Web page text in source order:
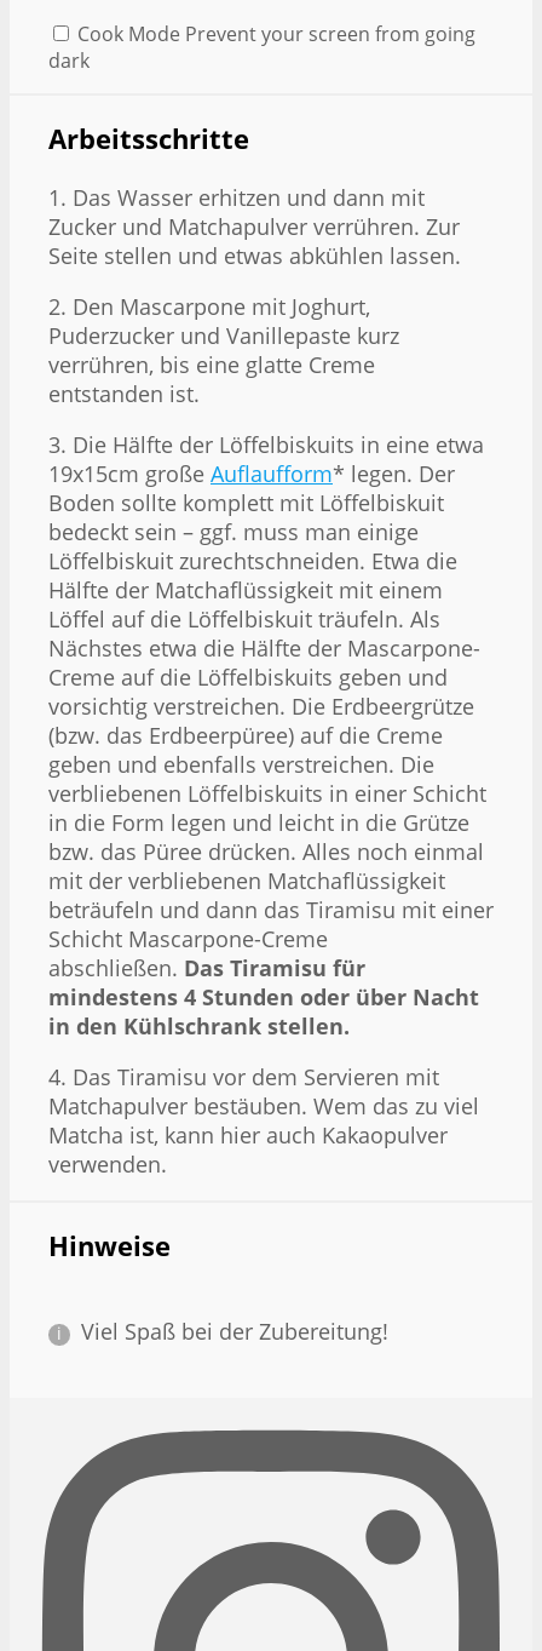
Cook Mode Prevent your screen from going
dark
Arbeitsschritte
1. Das Wasser erhitzen und dann mit
Zucker und Matchapulver verrühren. Zur
Seite stellen und etwas abkühlen lassen.
2. Den Mascarpone mit Joghurt,
Puderzucker und Vanillepaste kurz
verrühren, bis eine glatte Creme
entstanden ist.
3. Die Hälfte der Löffelbiskuits in eine etwa
19x15cm große Auflaufform* legen. Der
Boden sollte komplett mit Löffelbiskuit
bedeckt sein – ggf. muss man einige
Löffelbiskuit zurechtschneiden. Etwa die
Hälfte der Matchaflüssigkeit mit einem
Löffel auf die Löffelbiskuit träufeln. Als
Nächstes etwa die Hälfte der Mascarpone-
Creme auf die Löffelbiskuits geben und
vorsichtig verstreichen. Die Erdbeergrütze
(bzw. das Erdbeerpüree) auf die Creme
geben und ebenfalls verstreichen. Die
verbliebenen Löffelbiskuits in einer Schicht
in die Form legen und leicht in die Grütze
bzw. das Püree drücken. Alles noch einmal
mit der verbliebenen Matchaflüssigkeit
beträufeln und dann das Tiramisu mit einer
Schicht Mascarpone-Creme
abschließen. Das Tiramisu für
mindestens 4 Stunden oder über Nacht
in den Kühlschrank stellen.
4. Das Tiramisu vor dem Servieren mit
Matchapulver bestäuben. Wem das zu viel
Matcha ist, kann hier auch Kakaopulver
verwenden.
Hinweise
Viel Spaß bei der Zubereitung!